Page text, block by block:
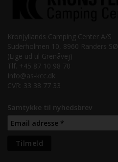
Kronjyllands Camping Center A/S
Suderholmen 10, 8960 Randers SØ
(Lige ud til Grenåvej)
Tlf. +45 87 10 98 70
Info@as-kcc.dk
CVR: 33 38 77 33
Samtykke til nyhedsbrev